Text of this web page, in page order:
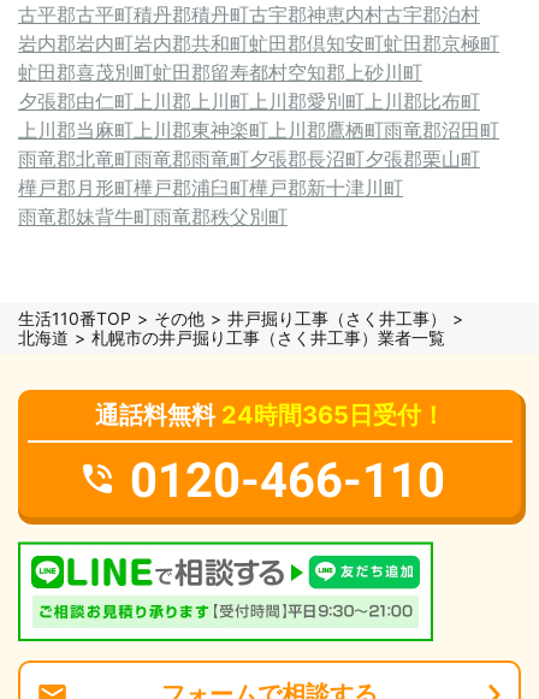
古平郡古平町積丹郡積丹町古宇郡神恵内村古宇郡泊村
岩内郡岩内町岩内郡共和町虻田郡倶知安町虻田郡京極町
虻田郡喜茂別町虻田郡留寿都村空知郡上砂川町
夕張郡由仁町 上川郡上川町 上川郡愛別町 上川郡比布町
上川郡当麻町 上川郡東神楽町 上川郡鷹栖町雨竜郡沼田町
雨竜郡北竜町雨竜郡雨竜町夕張郡長沼町夕張郡栗山町
樺戸郡月形町樺戸郡浦臼町樺戸郡新十津川町
雨竜郡妹背牛町雨竜郡秩父別町
生活110番TOP その他
井戸掘り工事（さく井工事）
北海道
札幌市の井戸掘り工事（さく井工事）業者一覧
通話料無料 24時間365日受付！
0120-466-110